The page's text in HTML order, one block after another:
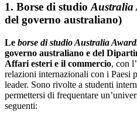
1. Borse di studioAustralia
del governo australiano)
Le borse di studio Australia
governo australiano e del
Affari esteri e il commercio, con
relazioni internazionali con i Paesi
leader. Sono rivolte a studenti
permettersi di frequentare
seguenti: